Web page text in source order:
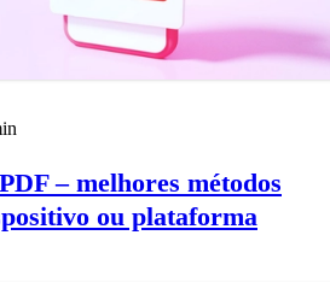
– melhores métodos
ou plataforma